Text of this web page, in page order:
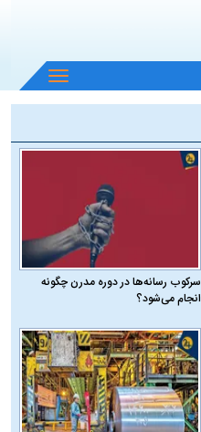
باز
و
منو
سرکوب رسانه‌ها در دوره مدرن چگونه
انجام می‌شود؟